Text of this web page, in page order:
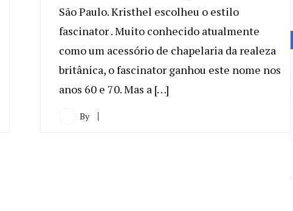
São Paulo. Kristhel escolheu o estilo
fascinator . Muito conhecido atualmente
como um acessório de chapelaria da realeza
britânica, o fascinator ganhou este nome nos
anos 60 e 70. Mas a […]
By